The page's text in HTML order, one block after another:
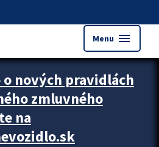
Menu menu
o nových pravidlách
zmluvného
na